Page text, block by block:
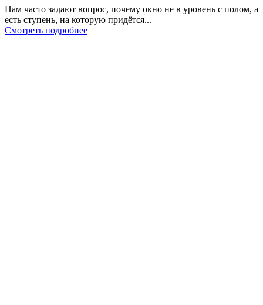
Нам часто задают вопрос, почему окно не в уровень с полом, а
есть ступень, на которую придётся...
Смотреть подробнее